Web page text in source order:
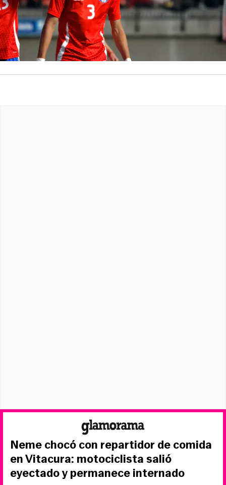
Neme chocó con repartidor de comida
en Vitacura: motociclista salió
eyectado y permanece internado